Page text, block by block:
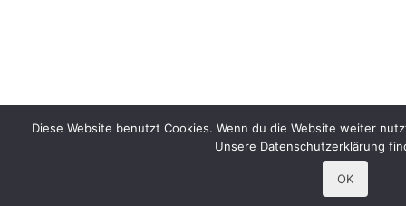
Diese Website benutzt Cookies. Wenn du die Website weiter
Unsere Datenschutzerklärung
OK